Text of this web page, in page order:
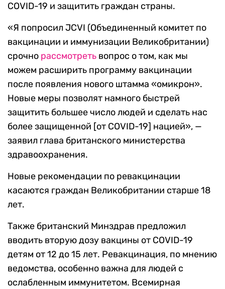
COVID-19 и защитить граждан страны.
«Я попросил JCVI (Объединенный комитет по
вакцинации и иммунизации Великобритании)
срочно рассмотреть вопрос о том, как мы
можем расширить программу вакцинации
после появления нового штамма «омикрон».
Новые меры позволят намного быстрей
защитить большее число людей и сделать нас
более защищенной [от COVID-19] нацией», —
заявил глава британского министерства
здравоохранения.
Новые рекомендации по ревакцинации
касаются граждан Великобритании старше 18
лет.
Также британский Минздрав предложил
вводить вторую дозу вакцины от COVID-19
детям от 12 до 15 лет. Ревакцинация, по мнению
ведомства, особенно важна для людей с
ослабленным иммунитетом. Всемирная